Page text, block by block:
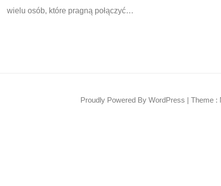
wielu osób, które pragną połączyć…
Proudly Powered By WordPress | Theme :